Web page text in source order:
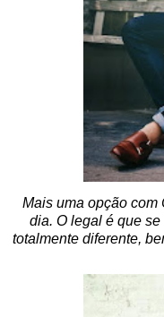
Mais uma opção com
dia. O legal é que
totalmente diferente,